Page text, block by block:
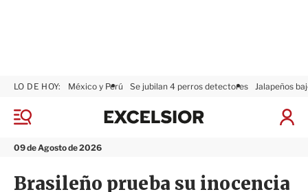
M
n
09 de Agosto de 2026
LO DE HOY: México y Perú Se jubilan 4 perros detectores Jalapeños
I
a
x
s
i
Brasileño prueba su inocencia